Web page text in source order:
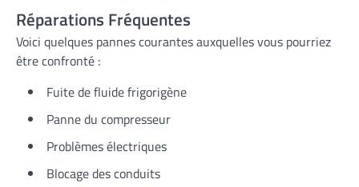
Réparations Fréquentes
Voici quelques pannes courantes auxquelles vous pourriez
être confronté :
Fuite de fluide frigorigène
Panne du compresseur
Problèmes électriques
Blocage des conduits